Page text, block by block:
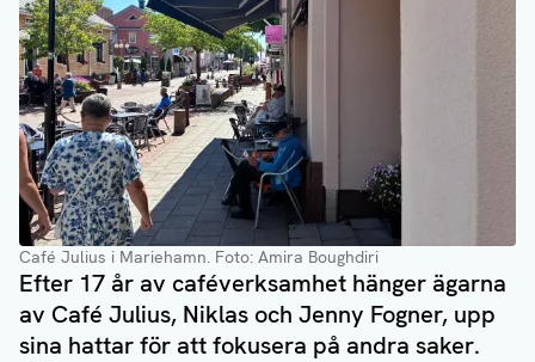
Café Julius i Mariehamn. Foto: Amira Boughdiri
Efter 17 år av caféverksamhet hänger ägarna
av Café Julius, Niklas och Jenny Fogner, upp
sina hattar för att fokusera på andra saker.